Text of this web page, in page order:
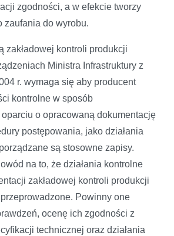
zgodności, a w efekcie tworzy
zaufania do wyrobu.
zakładowej kontroli produkcji
Ministra Infrastruktury z
r. wymaga się aby producent
kontrolne w sposób
o opracowaną dokumentację
postępowania, jako działania
są stosowne zapisy.
na to, że działania kontrolne
zakładowej kontroli produkcji
przeprowadzone. Powinny one
ocenę ich zgodności z
technicznej oraz działania